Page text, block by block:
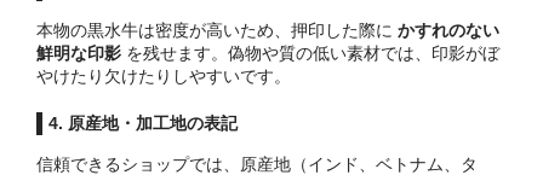
本物の黒水牛は密度が高いため、押印した際に かすれのない
鮮明な印影 を残せます。偽物や質の低い素材では、印影がぼ
やけたり欠けたりしやすいです。
4. 原産地・加工地の表記
信頼できるショップでは、原産地（インド、ベトナム、タ